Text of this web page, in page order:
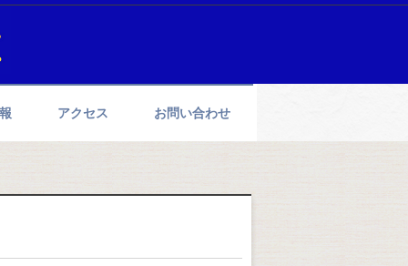
アクセス お問い合わせ